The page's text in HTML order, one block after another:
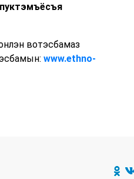
вотэсбамаз
www.ethno-